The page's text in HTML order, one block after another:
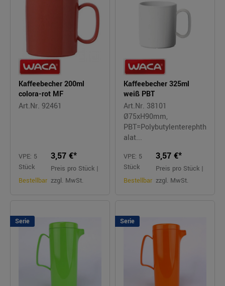
Kaffeebecher 200ml
colora-rot MF
Art.Nr. 92461
VPE: 5
Stück
Bestellbar
3,57 €*
Preis pro Stück |
zzgl. MwSt.
Kaffeebecher 325ml
weiß PBT
Art.Nr. 38101
Ø75xH90mm,
PBT=Polybutylenterephth
alat...
VPE: 5
Stück
Bestellbar
3,57 €*
Preis pro Stück |
zzgl. MwSt.
Serie Serie